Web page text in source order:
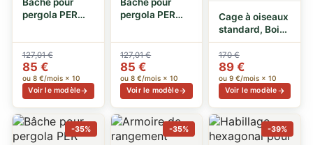
pergola PER
gr/m2 gris
127,01 €
85 €
ou 8 €/mois × 10
Voir le modèle
pergola PER
gr/m2 rouille
127,01 €
85 €
ou 8 €/mois × 10
Voir le modèle
Cage à oiseaux
standard, Bois,
0.41 x 0.63m,
0.42m²
170 €
89 €
ou 9 €/mois × 10
Voir le modèle
-35% -35% -39%